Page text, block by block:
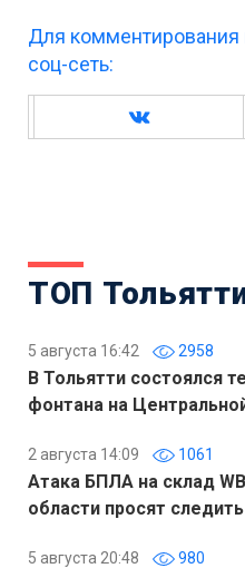
Для
соц-сеть:
ТОП
5 августа 16:42 2958
В Тольятти состоялся
фонтана на
2 августа 14:09 1061
Атака БПЛА на склад
области просят
5 августа 20:48 980